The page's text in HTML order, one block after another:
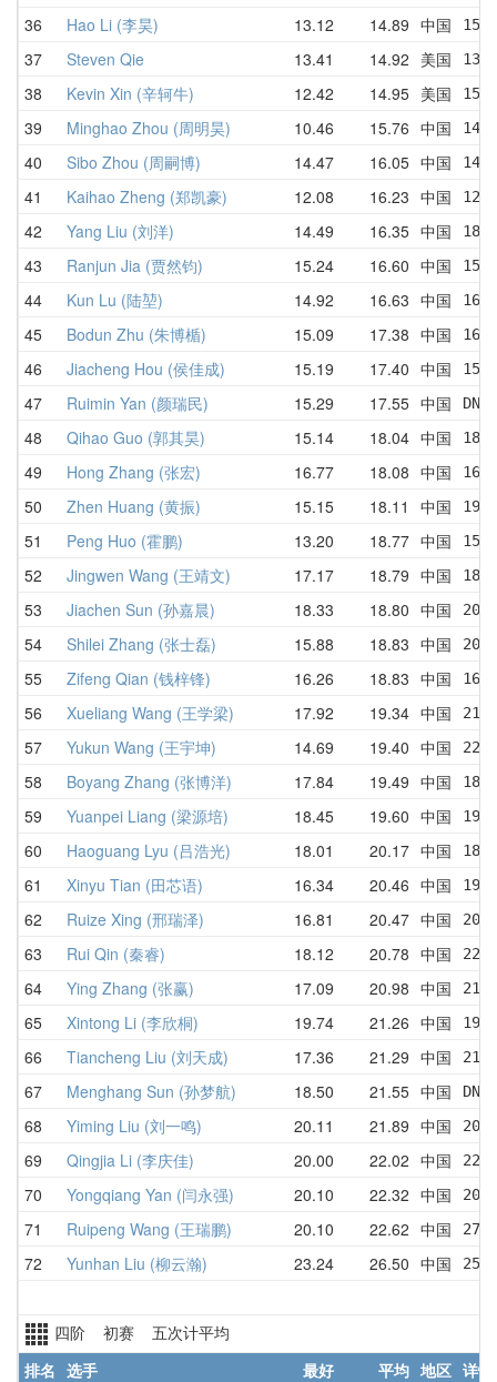
36
Hao Li (李昊) 13.12 14.89 中国
37 Steven Qie 13.41 14.92 美国
38 Kevin Xin (辛轲牛) 12.42 14.95 美国
39 Minghao Zhou (周明昊) 10.46 15.76 中国
40 Sibo Zhou (周嗣博) 14.47 16.05 中国
41 Kaihao Zheng (郑凯豪) 12.08 16.23 中国
42 Yang Liu (刘洋) 14.49 16.35 中国
43 Ranjun Jia (贾然钧) 15.24 16.60 中国
44 Kun Lu (陆堃) 14.92 16.63 中国
45 Bodun Zhu (朱博楯) 15.09 17.38 中国
46 Jiacheng Hou (侯佳成) 15.19 17.40 中国
47 Ruimin Yan (颜瑞民) 15.29 17.55 中国
48 Qihao Guo (郭其昊) 15.14 18.04 中国
49 Hong Zhang (张宏) 16.77 18.08 中国
50 Zhen Huang (黄振) 15.15 18.11 中国
51 Peng Huo (霍鹏) 13.20 18.77 中国
52 Jingwen Wang (王靖文) 17.17 18.79 中国
53 Jiachen Sun (孙嘉晨) 18.33 18.80 中国
54 Shilei Zhang (张士磊) 15.88 18.83 中国
55 Zifeng Qian (钱梓锋) 16.26 18.83 中国
56 Xueliang Wang (王学梁) 17.92 19.34 中国
57 Yukun Wang (王宇坤) 14.69 19.40 中国
58 Boyang Zhang (张博洋) 17.84 19.49 中国
59 Yuanpei Liang (梁源培) 18.45 19.60 中国
60 Haoguang Lyu (吕浩光) 18.01 20.17 中国
61 Xinyu Tian (田芯语) 16.34 20.46 中国
62 Ruize Xing (邢瑞泽) 16.81 20.47 中国
63 Rui Qin (秦睿) 18.12 20.78 中国
64 Ying Zhang (张赢) 17.09 20.98 中国
65 Xintong Li (李欣桐) 19.74 21.26 中国
66 Tiancheng Liu (刘天成) 17.36 21.29 中国
67 Menghang Sun (孙梦航) 18.50 21.55 中国
68 Yiming Liu (刘一鸣) 20.11 21.89 中国
69 Qingjia Li (李庆佳) 20.00 22.02 中国
70 Yongqiang Yan (闫永强) 20.10 22.32 中国
71 Ruipeng Wang (王瑞鹏) 20.10 22.62 中国
72 Yunhan Liu (柳云瀚) 23.24 26.50 中国
四阶 初赛 五次计平均
排名 选手 最好 平均 地区 详情